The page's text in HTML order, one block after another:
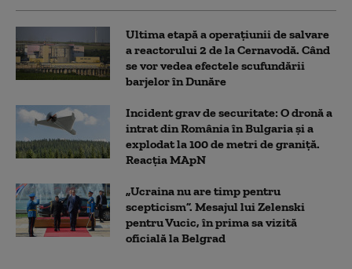
Ultima etapă a operațiunii de salvare
a reactorului 2 de la Cernavodă. Când
se vor vedea efectele scufundării
barjelor în Dunăre
Incident grav de securitate: O dronă a
intrat din România în Bulgaria şi a
explodat la 100 de metri de graniţă.
Reacția MApN
„Ucraina nu are timp pentru
scepticism”. Mesajul lui Zelenski
pentru Vucic, în prima sa vizită
oficială la Belgrad